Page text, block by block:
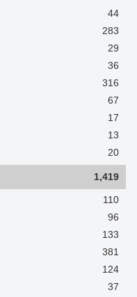
44
283
29
36
316
67
17
13
20
1,419
110
96
133
381
124
37